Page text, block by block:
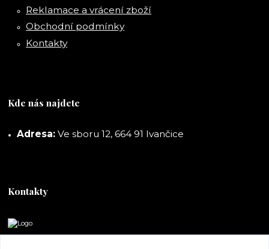
Reklamace a vrácení zboží
Obchodní podmínky
Kontakty
Kde nás najdete
Adresa: Ve sboru 12, 664 91 Ivančice
Kontakty